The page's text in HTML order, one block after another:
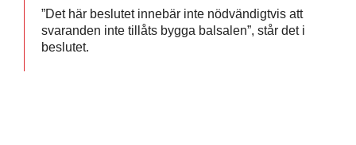
”Det här beslutet innebär inte nödvändigtvis att
svaranden inte tillåts bygga balsalen”, står det i
beslutet.